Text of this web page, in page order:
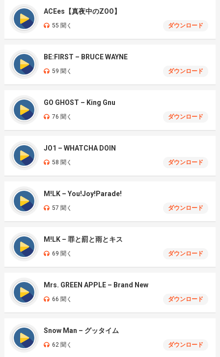
ACEes【真夜中のZOO】
55 聞く ダウンロード
BE:FIRST – BRUCE WAYNE
59 聞く ダウンロード
GO GHOST – King Gnu
76 聞く ダウンロード
JO1 – WHATCHA DOIN
58 聞く ダウンロード
M!LK – You!Joy!Parade!
57 聞く ダウンロード
M!LK – 罪と罰と雨とキス
69 聞く ダウンロード
Mrs. GREEN APPLE – Brand New
66 聞く ダウンロード
Snow Man – グッタイム
62 聞く ダウンロード